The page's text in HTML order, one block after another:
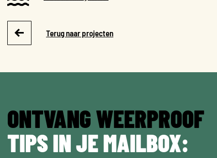
Terug naar projecten
ONTVANG WEERPROOF
TIPS IN JE MAILBOX: